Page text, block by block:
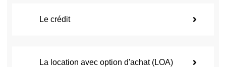
Le crédit
La location avec option d'achat (LOA)